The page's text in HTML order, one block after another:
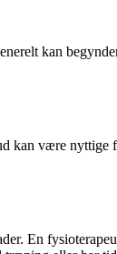
kan
kan være nyttige
En